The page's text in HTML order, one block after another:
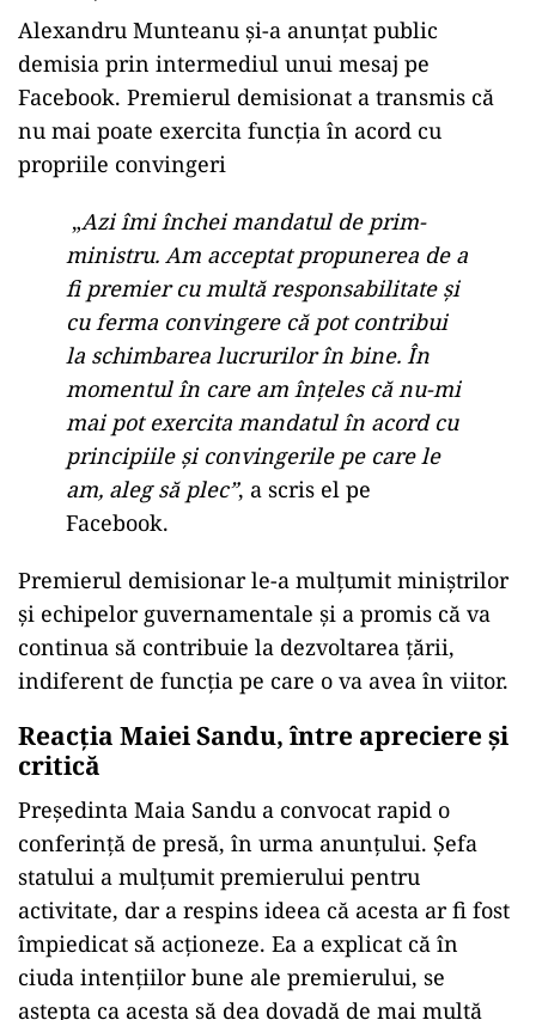
Alexandru Munteanu și-a anunțat public
demisia prin intermediul unui mesaj pe
Facebook. Premierul demisionat a transmis că
nu mai poate exercita funcția în acord cu
propriile convingeri
„Azi îmi închei mandatul de prim-
ministru. Am acceptat propunerea de a
fi premier cu multă responsabilitate și
cu ferma convingere că pot contribui
la schimbarea lucrurilor în bine. În
momentul în care am înțeles că nu-mi
mai pot exercita mandatul în acord cu
principiile și convingerile pe care le
am, aleg să plec”, a scris el pe
Facebook.
Premierul demisionar le-a mulțumit miniștrilor
și echipelor guvernamentale și a promis că va
continua să contribuie la dezvoltarea țării,
indiferent de funcția pe care o va avea în viitor.
Reacția Maiei Sandu, între apreciere și
critică
Președinta Maia Sandu a convocat rapid o
conferință de presă, în urma anunțului. Șefa
statului a mulțumit premierului pentru
activitate, dar a respins ideea că acesta ar fi fost
împiedicat să acționeze. Ea a explicat că în
ciuda intențiilor bune ale premierului, se
aștepta ca acesta să dea dovadă de mai multă